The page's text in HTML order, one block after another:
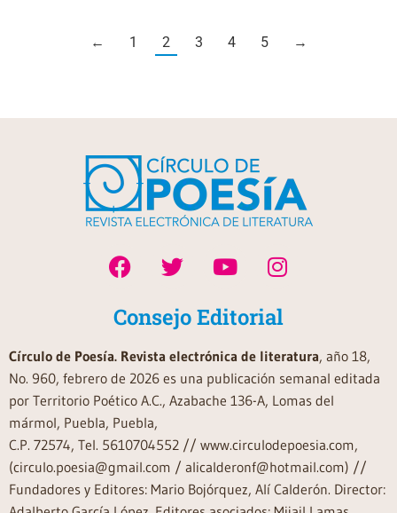
← 1 2 3 4 5 →
Consejo Editorial
Círculo de Poesía. Revista electrónica de literatura, año 18,
No. 960, febrero de 2026 es una publicación semanal editada
por Territorio Poético A.C., Azabache 136-A, Lomas del
mármol, Puebla, Puebla,
C.P. 72574, Tel. 5610704552 // www.circulodepoesia.com,
(circulo.poesia@gmail.com / alicalderonf@hotmail.com) //
Fundadores y Editores: Mario Bojórquez, Alí Calderón. Director: